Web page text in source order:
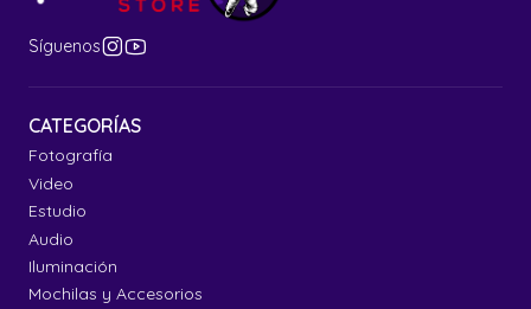
Síguenos
CATEGORÍAS
Fotografía
Video
Estudio
Audio
Iluminación
Mochilas y Accesorios